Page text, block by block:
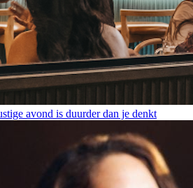
avond is duurder dan je denkt